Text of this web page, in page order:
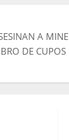
A
DE CUPOS